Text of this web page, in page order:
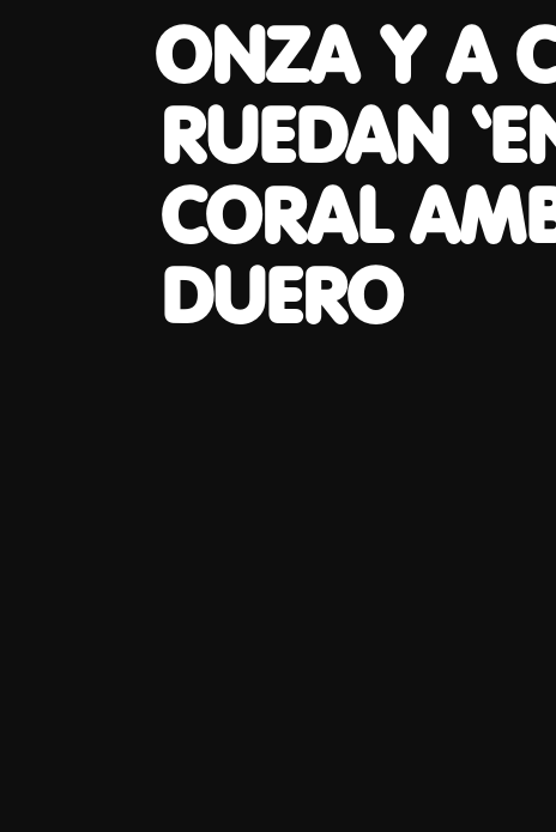
ONZA Y A
RUEDAN
CORAL
DUERO